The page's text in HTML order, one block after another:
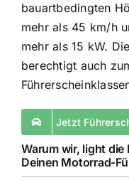
bauartbedingten
mehr als 45 km/h
mehr als 15 kW.
berechtigt auch
Jetzt
Warum wir, light die
Deinen Motorrad-